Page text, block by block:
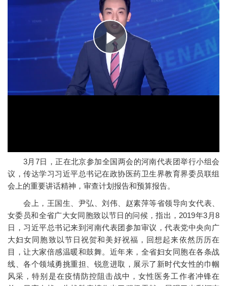
3月7日，正在北京参加全国两会的河南代表团举行小组会
议，传达学习习近平总书记在政协医药卫生界教育界委员联组
会上的重要讲话精神，审查计划报告和预算报告。
会上，王国生、尹弘、刘伟、赵素萍等省领导向女代表、
女委员和全省广大女同胞致以节日的问候，指出，2019年3月8
日，习近平总书记来到河南代表团参加审议，代表党中央向广
大妇女同胞致以节日祝贺和美好祝福，回想起来依然历历在
目，让大家倍感温暖和鼓舞。近年来，全省妇女同胞在各条战
线、各个领域勇挑重担、锐意进取，展示了新时代女性的巾帼
风采，特别是在疫情防控阻击战中，女性医务工作者冲锋在